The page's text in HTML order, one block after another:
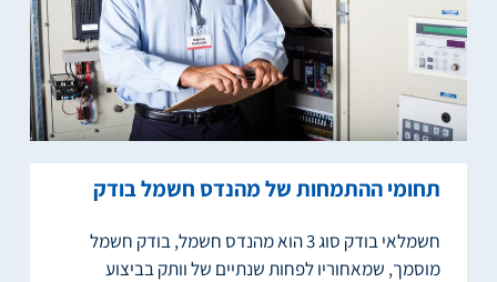
תחומי ההתמחות של מהנדס חשמל בודק
חשמלאי בודק סוג 3 הוא מהנדס חשמל, בודק חשמל
מוסמך, שמאחוריו לפחות שנתיים של וותק בביצוע